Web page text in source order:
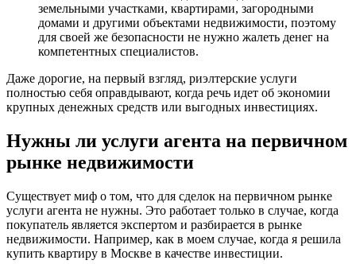
земельными участками, квартирами, загородными
домами и другими объектами недвижимости, поэтому
для своей же безопасности не нужно жалеть денег на
компетентных специалистов.
Даже дорогие, на первый взгляд, риэлтерские услуги
полностью себя оправдывают, когда речь идет об экономии
крупных денежных средств или выгодных инвестициях.
Нужны ли услуги агента на первичном
рынке недвижимости
Существует миф о том, что для сделок на первичном рынке
услуги агента не нужны. Это работает только в случае, когда
покупатель является экспертом и разбирается в рынке
недвижимости. Например, как в моем случае, когда я решила
купить квартиру в Москве в качестве инвестиции.